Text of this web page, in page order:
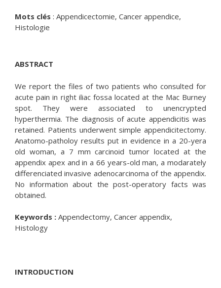
Mots clés : Appendicectomie, Cancer appendice,
Histologie
ABSTRACT
We report the files of two patients who consulted for
acute pain in right iliac fossa located at the Mac Burney
spot. They were associated to unencrypted
hyperthermia. The diagnosis of acute appendicitis was
retained. Patients underwent simple appendicitectomy.
Anatomo-patholoy results put in evidence in a 20-yera
old woman, a 7 mm carcinoid tumor located at the
appendix apex and in a 66 years-old man, a modarately
differenciated invasive adenocarcinoma of the appendix.
No information about the post-operatory facts was
obtained.
Keywords : Appendectomy, Cancer appendix,
Histology
INTRODUCTION